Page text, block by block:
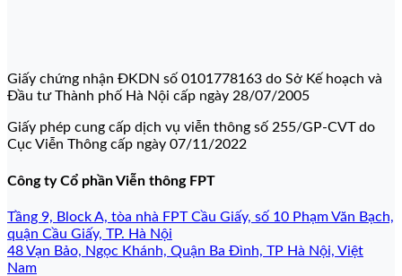
Giấy chứng nhận ĐKDN số 0101778163 do Sở Kế hoạch và
Đầu tư Thành phố Hà Nội cấp ngày 28/07/2005
Giấy phép cung cấp dịch vụ viễn thông số 255/GP-CVT do
Cục Viễn Thông cấp ngày 07/11/2022
Công ty Cổ phần Viễn thông FPT
Tầng 9, Block A, tòa nhà FPT Cầu Giấy, số 10 Phạm Văn Bạch,
quận Cầu Giấy, TP. Hà Nội
48 Vạn Bảo, Ngọc Khánh, Quận Ba Đình, TP Hà Nội, Việt
Nam